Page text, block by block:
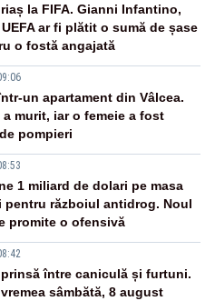
la FIFA. Gianni Infantino,
ar fi plătit o sumă de șase
o fostă angajată
un apartament din Vâlcea.
a murit, iar o femeie a fost
pompieri
1 miliard de dolari pe masa
pentru războiul antidrog. Noul
promite o ofensivă
prinsă între caniculă și furtuni.
sâmbătă, 8 august